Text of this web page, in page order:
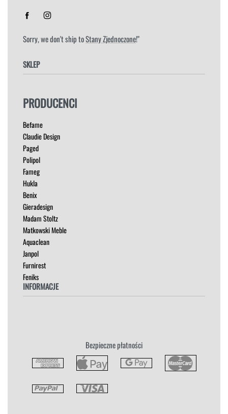
Sorry, we don't ship toStany Zjednoczone!"
SKLEP
HOKERY
ŁÓŻKA
MEBLE RTV
NAROŻNIKI
OUTLET
PUFY
SOFY
STOLIKI
STOŁY
SZAFKI I KOMODY
PRODUCENCI
Befame
Claudie Design
Paged
Polipol
Fameg
Hukla
Benix
Gieradesign
Madam Stoltz
Matkowski Meble
Aquaclean
Janpol
Furnirest
Feniks
INFORMACJE
Płatność i Dostawa
Bezpieczne płatności